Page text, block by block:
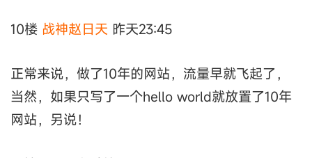
10楼 战神赵日天 昨天23:45
正常来说，做了10年的网站，流量早就飞起了，
当然，如果只写了一个hello world就放置了10年
网站，另说！